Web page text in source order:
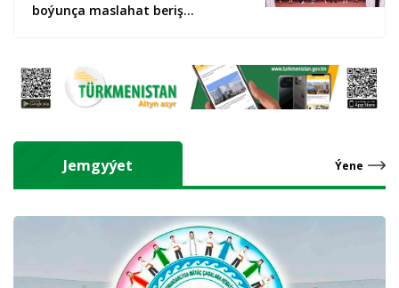
boýunça maslahat beriş
Jemgyýet Ýene